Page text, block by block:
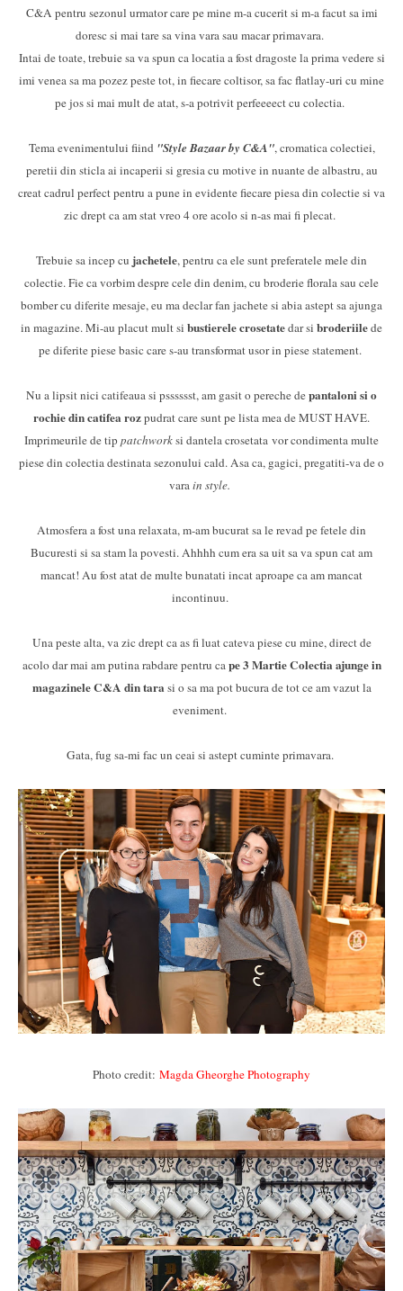
C&A pentru sezonul urmator care pe mine m-a cucerit si m-a facut sa imi
doresc si mai tare sa vina vara sau macar primavara.
Intai de toate, trebuie sa va spun ca locatia a fost dragoste la prima vedere si
imi venea sa ma pozez peste tot, in fiecare coltisor, sa fac flatlay-uri cu mine
pe jos si mai mult de atat, s-a potrivit perfeeeect cu colectia.
Tema evenimentului fiind "Style Bazaar by C&A", cromatica colectiei,
peretii din sticla ai incaperii si gresia cu motive in nuante de albastru, au
creat cadrul perfect pentru a pune in evidente fiecare piesa din colectie si va
zic drept ca am stat vreo 4 ore acolo si n-as mai fi plecat.
Trebuie sa incep cu jachetele, pentru ca ele sunt preferatele mele din
colectie. Fie ca vorbim despre cele din denim, cu broderie florala sau cele
bomber cu diferite mesaje, eu ma declar fan jachete si abia astept sa ajunga
in magazine. Mi-au placut mult si bustierele crosetatedar si broderiilede
pe diferite piese basic care s-au transformat usor in piese statement.
Nu a lipsit nici catifeaua si psssssst, am gasit o pereche depantaloni si o
rochie din catifea rozpudrat care sunt pe lista mea de MUST HAVE.
Imprimeurile de tippatchworksi dantela crosetata vor condimenta multe
piese din colectia destinata sezonului cald. Asa ca, gagici, pregatiti-va de o
varain style.
Atmosfera a fost una relaxata, m-am bucurat sa le revad pe fetele din
Bucuresti si sa stam la povesti. Ahhhh cum era sa uit sa va spun cat am
mancat! Au fost atat de multe bunatati incat aproape ca am mancat
incontinuu.
Una peste alta, va zic drept ca as fi luat cateva piese cu mine, direct de
acolo dar mai am putina rabdare pentru cape 3 Martie Colectia ajunge in
magazinele C&A din tarasi o sa ma pot bucura de tot ce am vazut la
eveniment.
Gata, fug sa-mi fac un ceai si astept cuminte primavara.
Photo credit: Magda Gheorghe Photography